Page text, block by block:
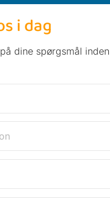
i dag
dine spørgsmål